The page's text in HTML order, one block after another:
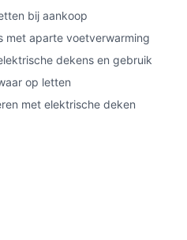
bij aankoop
met aparte voetverwarming
dekens en gebruik
op letten
met elektrische deken